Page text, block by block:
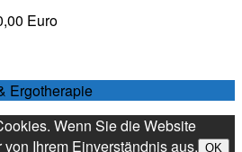
Euro
Ergotherapie
Wenn Sie die Website
Ihrem Einverständnis aus. OK